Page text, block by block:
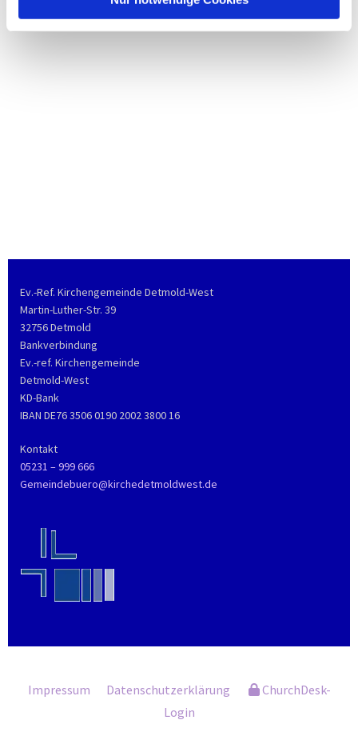
Ev.-Ref. Kirchengemeinde Detmold-West
Martin-Luther-Str. 39
32756 Detmold
Bankverbindung
Ev.-ref. Kirchengemeinde
Detmold-West
KD-Bank
IBAN DE76 3506 0190 2002 3800 16
Kontakt
05231 – 999 666
Gemeindebuero@kirchedetmoldwest.de
Impressum Datenschutzerklärung
ChurchDesk-
Login